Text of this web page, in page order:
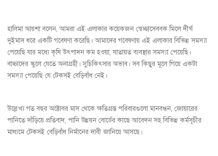
হালিমা আয়শা বলেন, আমরা এই এলাকার কয়েকজন স্বেচ্ছাসেববক মিলে দীর্ঘ
দুইমাস ধরে একটি গবেষণা করেছি। আমাদের গবেষণায় এই এলাকার বিভিন্ন সমস্যা
পেয়েছি যার মধ্যে কৃষি উৎপাদন কম হওয়া, যাতায়ত ব্যবস্থার সমস্যা পেয়েছি।
বাচ্চাদের স্কুলে যেতে অনাগ্রহী। সুচিকিৎসার অভাব। সব কিছুর মূলে গিয়ে একটা
সমস্যা পেয়েছি যে টেকসই বেড়িবাঁধ নেই।
উল্লেখ্য গত বছর অক্টোবর মাস থেকে ক্ষতিগ্রস্ত পরিবারগুলো মানবন্ধন, জোয়ারের
পানিতে দাঁড়িয়ে প্রতিবাদ, পানি উন্নয়ন বোর্ডের কাছে আবেদন সহ বিভিন্ন কর্মসূচীর
মাধ্যমে টেকসই বেড়িবাঁধ নির্মানের দাবী জানিয়ে আসছে।